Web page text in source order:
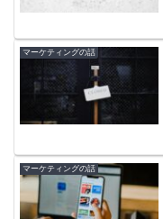
マーケティングの話
マーケティングの話